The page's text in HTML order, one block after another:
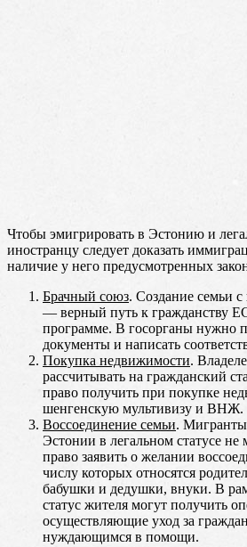
Чтобы эмигрировать в Эстонию и
иностранцу следует доказать
наличие у него предусмотренных
Брачный союз. Создание семьи
— верный путь к гражданству
программе. В госорганы нужно
документы и написать
Покупка недвижимости.
рассчитывать на гражданский
право получить при покупке
шенгенскую мультивизу и ВНЖ.
Воссоединение семьи.
Эстонии в легальном статусе
право заявить о желании
числу которых относятся
бабушки и дедушки, внуки. В
статус жителя могут получить
осуществляющие уход за
нуждающимся в помощи.